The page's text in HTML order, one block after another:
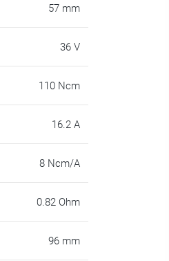
57 mm
36 V
110 Ncm
16.2 A
8 Ncm/A
0.82 Ohm
96 mm